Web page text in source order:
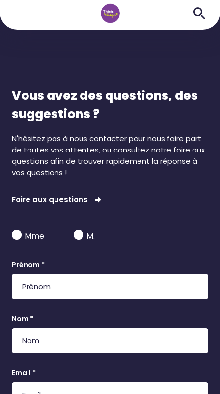
Vous avez des questions, des
suggestions ?
N'hésitez pas à nous contacter pour nous faire part
de toutes vos attentes, ou consultez notre foire aux
questions afin de trouver rapidement la réponse à
vos questions !
Foire aux questions
Mme M.
Prénom *
Nom *
Email *